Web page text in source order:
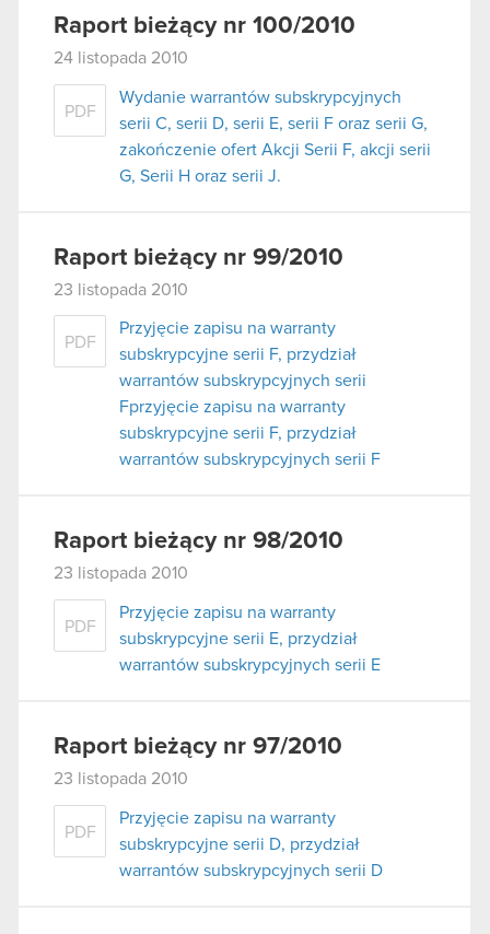
Raport bieżący nr 100/2010
24 listopada 2010
PDF
Wydanie warrantów subskrypcyjnych
serii C, serii D, serii E, serii F oraz serii G,
zakończenie ofert Akcji Serii F, akcji serii
G, Serii H oraz serii J.
Raport bieżący nr 99/2010
23 listopada 2010
PDF
Przyjęcie zapisu na warranty
subskrypcyjne serii F, przydział
warrantów subskrypcyjnych serii
Fprzyjęcie zapisu na warranty
subskrypcyjne serii F, przydział
warrantów subskrypcyjnych serii F
Raport bieżący nr 98/2010
23 listopada 2010
PDF
Przyjęcie zapisu na warranty
subskrypcyjne serii E, przydział
warrantów subskrypcyjnych serii E
Raport bieżący nr 97/2010
23 listopada 2010
PDF
Przyjęcie zapisu na warranty
subskrypcyjne serii D, przydział
warrantów subskrypcyjnych serii D